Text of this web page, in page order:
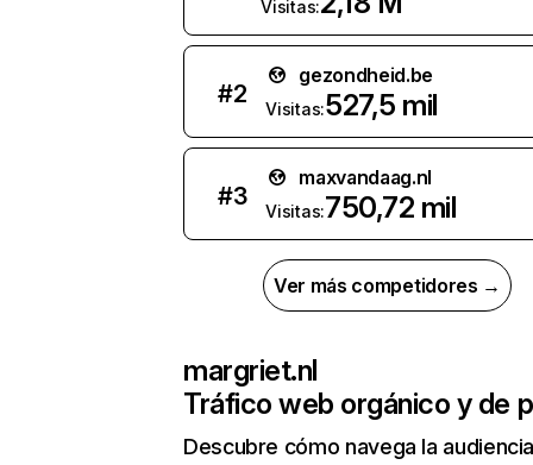
Visitas:
#2
gezondheid.be
Visitas:527,5 mil
#3
maxvandaag.nl
Visitas:750,72 mil
Ver más competidores →
margriet.nl
Tráfico web orgánico y de
Descubre cómo navega la